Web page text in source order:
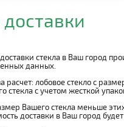
стекла в Ваш город
данных.
расчет: лобовое стекло с
стекла с учетом жесткой
Вашего стекла меньше
доставки в Ваш город